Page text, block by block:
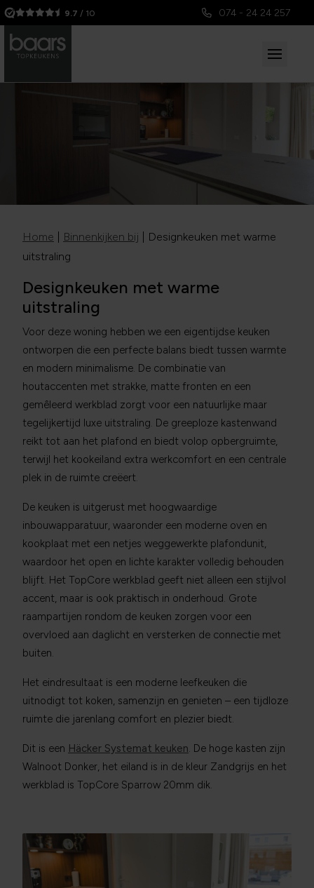
9.7 / 10 074 - 24 24 257
Home Binnenkijken bij
Designkeuken met warme
uitstraling
Designkeuken met warme
uitstraling
Voor deze woning hebben we een eigentijdse keuken
ontworpen die een perfecte balans biedt tussen warmte
en modern minimalisme. De combinatie van
houtaccenten met strakke, matte fronten en een
gemêleerd werkblad zorgt voor een natuurlijke maar
tegelijkertijd luxe uitstraling. De greeploze kastenwand
reikt tot aan het plafond en biedt volop opbergruimte,
terwijl het kookeiland extra werkcomfort en een centrale
plek in de ruimte creëert.
De keuken is uitgerust met hoogwaardige
inbouwapparatuur, waaronder een moderne oven en
kookplaat met een netjes weggewerkte plafondunit,
waardoor het open en lichte karakter volledig behouden
blijft. Het TopCore werkblad geeft niet alleen een stijlvol
accent, maar is ook praktisch in onderhoud. Grote
raampartijen rondom de keuken zorgen voor een
overvloed aan daglicht en versterken de connectie met
buiten.
Het eindresultaat is een moderne leefkeuken die
uitnodigt tot koken, samenzijn en genieten – een tijdloze
ruimte die jarenlang comfort en plezier biedt.
Dit is een Häcker Systemat keuken. De hoge kasten zijn
Walnoot Donker, het eiland is in de kleur Zandgrijs en het
werkblad is TopCore Sparrow 20mm dik.